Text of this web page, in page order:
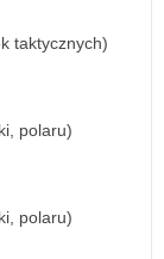
taktycznych)
polaru)
polaru)